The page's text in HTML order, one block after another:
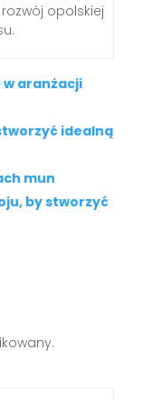
opolskiej
aranżacji
idealną
mun
by stworzyć